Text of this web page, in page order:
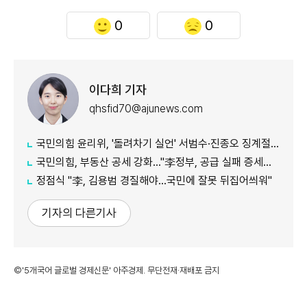
0 0
이다희 기자
qhsfid70@ajunews.com
국민의힘 윤리위, '돌려차기 실언' 서범수·진종오 징계절차 개시
국민의힘, 부동산 공세 강화..."李정부, 공급 실패 증세로 덮으려 해"
정점식 "李, 김용범 경질해야...국민에 잘못 뒤집어씌워"
기자의 다른기사
©'5개국어 글로벌 경제신문' 아주경제. 무단전재·재배포 금지